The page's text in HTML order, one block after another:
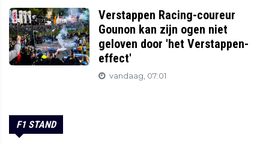
Verstappen Racing-coureur
Gounon kan zijn ogen niet
geloven door 'het Verstappen-
effect'
vandaag, 07:01
F1 STAND